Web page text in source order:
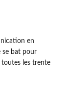
en
se bat pour
toutes les trente